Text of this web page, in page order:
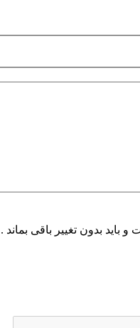
باید بدون تغییر باقی بماند .